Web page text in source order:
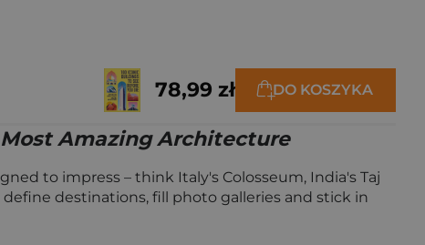
78,99 zł DO KOSZYKA
Most Amazing Architecture
to impress – think Italy's Colosseum, India's Taj
define destinations, fill photo galleries and stick in